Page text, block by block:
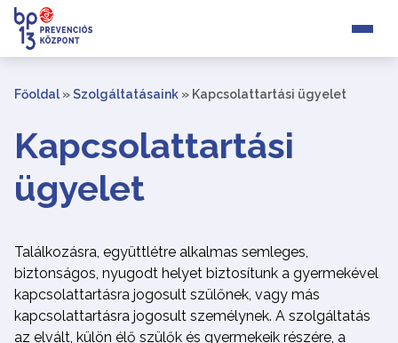
Főoldal »Szolgáltatásaink » Kapcsolattartási ügyelet
Kapcsolattartási
ügyelet
Találkozásra, együttlétre alkalmas semleges,
biztonságos, nyugodt helyet biztosítunk a gyermekével
kapcsolattartásra jogosult szülőnek, vagy más
kapcsolattartásra jogosult személynek. A szolgáltatás
az elvált, külön élő szülők és gyermekeik részére, a